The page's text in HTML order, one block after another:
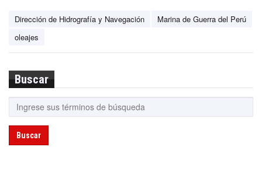
Dirección de Hidrografía y Navegación
Marina de Guerra del Perú
oleajes
Buscar
Buscar